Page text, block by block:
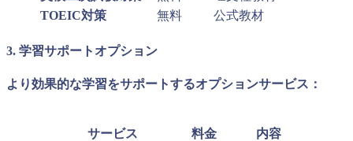
TOEIC対策
無料 公式教材
3. 学習サポートオプション
より効果的な学習をサポートするオプションサービス：
サービス 料金
内容